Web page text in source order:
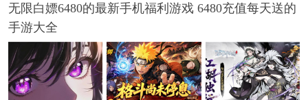
无限白嫖6480的最新手机福利游戏 6480充值每天送的
手游大全